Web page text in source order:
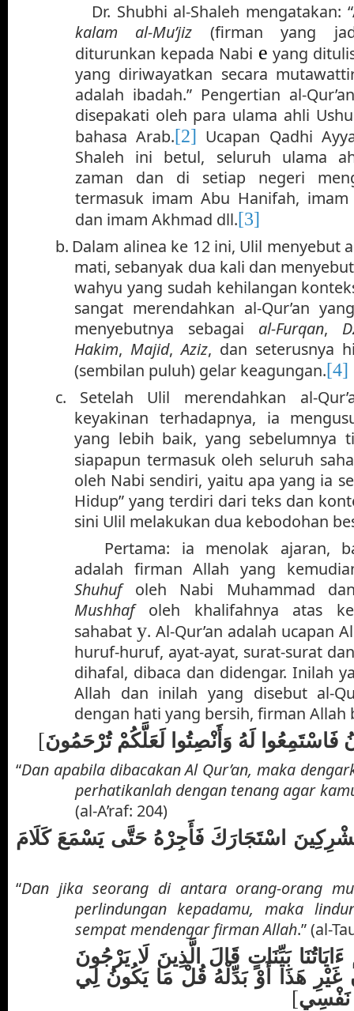
Dr. Shubhi al-Shaleh mengatakan:
kalam al-Mu’jiz (firman yang
diturunkan kepada Nabi e yang
yang diriwayatkan secara
adalah ibadah.” Pengertian al-
disepakati oleh para ulama ahli
bahasa Arab.[2] Ucapan Qadhi
Shaleh ini betul, seluruh ulama
zaman dan di setiap negeri
termasuk imam Abu Hanifah, imam
dan imam Akhmad dll.[3]
b. Dalam alinea ke 12 ini, Ulil menyebut
mati, sebanyak dua kali dan
wahyu yang sudah kehilangan
sangat merendahkan al-Qur’an
menyebutnya sebagai al-Furqan,
Hakim, Majid,Aziz, dan seterusnya
(sembilan puluh) gelar keagungan.[4]
c.
Setelah Ulil merendahkan al-
keyakinan terhadapnya, ia
yang lebih baik, yang sebelumnya
siapapun termasuk oleh seluruh
oleh Nabi sendiri, yaitu apa yang ia
Hidup” yang terdiri dari teks dan
sini Ulil melakukan dua kebodohan
Pertama: ia menolak ajaran,
adalah firman Allah yang
Shuhuf oleh Nabi Muhammad
Mushhaf oleh khalifahnya atas
sahabat y. Al-Qur’an adalah ucapan
huruf-huruf, ayat-ayat, surat-surat
dihafal, dibaca dan didengar. Inilah
Allah dan inilah yang disebut al-
dengan hati yang bersih, firman Allah
فَاسْتَمِعُوا لَهُ وَأَنْصِتُوا لَعَلَّكُمْ تُرْحَمُونَ[
“Dan apabila dibacakan Al Qur’an, maka
perhatikanlah dengan tenang agar
(al-A’raf: 204)
اسْتَجَارَكَ فَأَجِرْهُ حَتَّى يَسْمَعَ كَلَامَ
“Dan jika seorang di antara orang-orang
perlindungan kepadamu, maka
sempat mendengar firman Allah.” (al-
بَيِّنَاتٍ قَالَ الَّذِينَ لَا يَرْجُونَ
غَيْرِ هَذَا أَوْ بَدِّلْهُ قُلْ مَا يَكُونُ لِي
نَفْسِي[